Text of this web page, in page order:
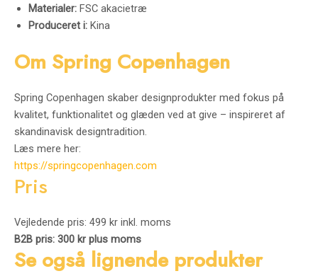
Materialer: FSC akacietræ
Produceret i: Kina
Om Spring Copenhagen
Spring Copenhagen skaber designprodukter med fokus på
kvalitet, funktionalitet og glæden ved at give – inspireret af
skandinavisk designtradition.
Læs mere her:
https://springcopenhagen.com
Pris
Vejledende pris: 499 kr inkl. moms
B2B pris: 300 kr plus moms
Se også lignende produkter